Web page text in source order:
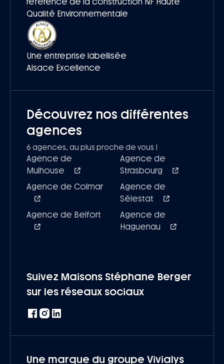
Qualité Environnementale
Une entreprise labellisée
Alsace Excellence
Découvrez nos différentes
agences
6 agences, au plus proche de vous !
Agence de
Mulhouse
Agence de
Strasbourg
Agence de Colmar
Agence de
Sélestat
Agence de Belfort
Agence de
Haguenau
Suivez Maisons Stéphane Berger
sur les réseaux sociaux
Une marque du groupe Vivialys